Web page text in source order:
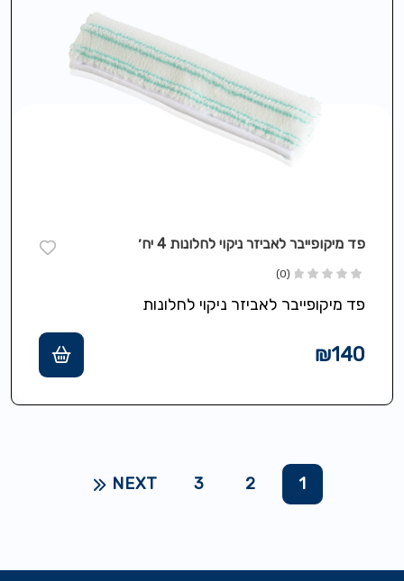
פד מיקופייבר לאביזר ניקוי לחלונות 4 יח׳
(0)
פד מיקופייבר לאביזר ניקוי לחלונות
₪140
1
2
3
NEXT